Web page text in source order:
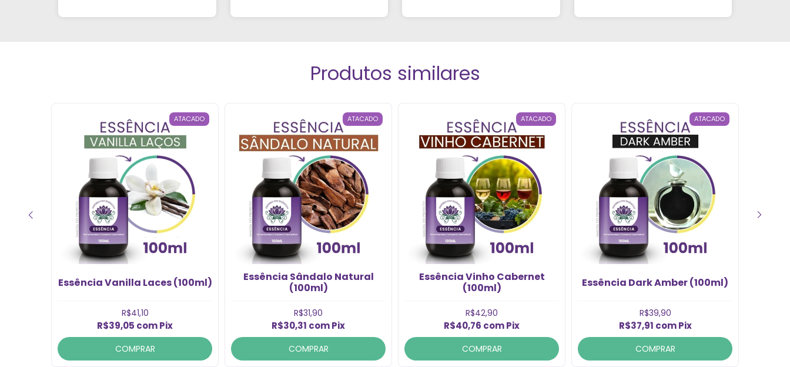
de casa. Obrigada!"al no
que foi super atencioso e
mãos vazias!"
Produtos similares
ATACADO
Essência Vanilla Laces (100ml)
R$41,10
R$39,05 comPix
COMPRAR
ATACADO
Essência Sândalo Natural
(100ml)
R$31,90
R$30,31 comPix
COMPRAR
ATACADO
Essência Vinho Cabernet
(100ml)
R$42,90
R$40,76 comPix
COMPRAR
ATACADO
Essência Dark Amber (100ml)
R$39,90
R$37,91 com Pix
COMPRAR